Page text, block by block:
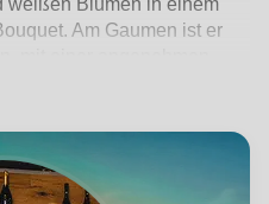
weißen Blumen in einem
Am Gaumen ist er
unterstreicht. Der Glera
Gianni interpretieren den
für die Umwelt. Das
Schaumwein, der mit einer